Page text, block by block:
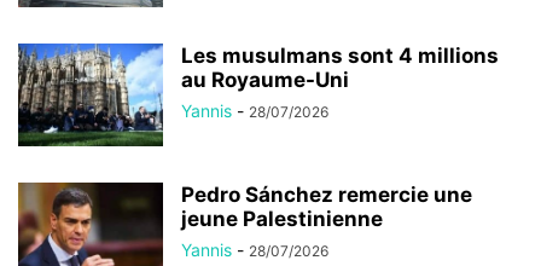
Les musulmans sont 4 millions
au Royaume-Uni
Yannis - 28/07/2026
Pedro Sánchez remercie une
jeune Palestinienne
Yannis - 28/07/2026